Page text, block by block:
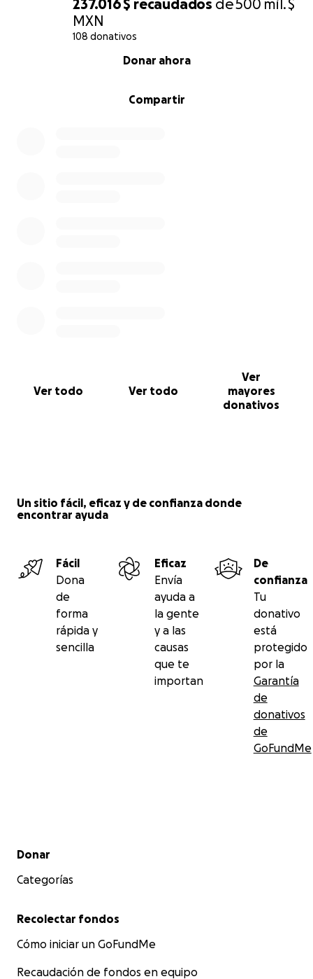
237.016 $ recaudados de500 mil. $
MXN
108 donativos
Compartir
Donar ahora
Ver todo Ver todo
Ver
mayores
donativos
Un sitio fácil, eficaz y de confianza donde
encontrar ayuda
Fácil
Dona
de
forma
rápida y
sencilla
Eficaz
Envía
ayuda a
la gente
y a las
causas
que te
importan
De
confianza
Tu
donativo
está
protegido
por la
Garantía
de
donativos
de
GoFundMe
Menú secundario
Donar
Categorías
Recolectar fondos
Cómo iniciar un GoFundMe
Recaudación de fondos en equipo